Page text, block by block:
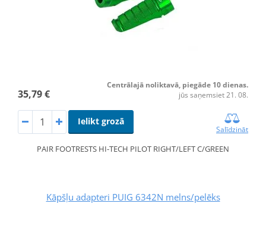
35,79 €
Centrālajā noliktavā, piegāde 10 dienas.
jūs saņemsiet 21. 08.
Ielikt grozā
Salīdzināt
PAIR FOOTRESTS HI-TECH PILOT RIGHT/LEFT C/GREEN
Kāpšļu adapteri PUIG 6342N melns/pelēks